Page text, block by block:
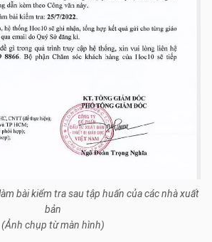
bài kiểm tra sau tập huấn của các nhà xuất
bản
(Ảnh chụp từ màn hình)